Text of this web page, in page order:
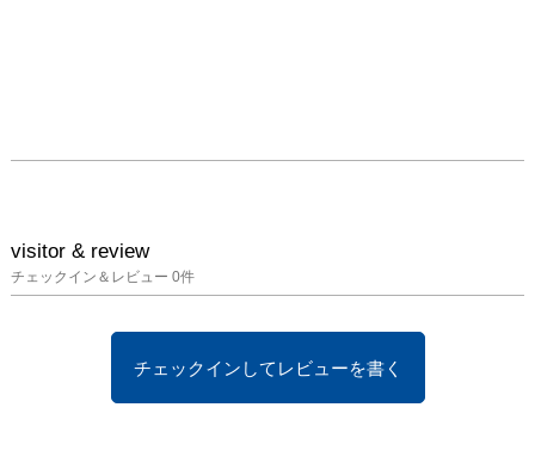
visitor & review
チェックイン＆レビュー 0件
チェックインしてレビューを書く